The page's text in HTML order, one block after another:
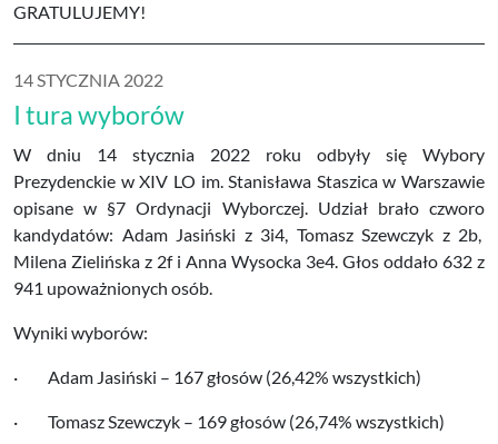
GRATULUJEMY!
14 STYCZNIA 2022
I tura wyborów
W dniu 14 stycznia 2022 roku odbyły się Wybory
Prezydenckie w XIV LO im. Stanisława Staszica w Warszawie
opisane w §7 Ordynacji Wyborczej. Udział brało czworo
kandydatów: Adam Jasiński z 3i4, Tomasz Szewczyk z 2b,
Milena Zielińska z 2f i Anna Wysocka 3e4. Głos oddało 632 z
941 upoważnionych osób.
Wyniki wyborów:
· Adam Jasiński – 167 głosów (26,42% wszystkich)
· Tomasz Szewczyk – 169 głosów (26,74% wszystkich)